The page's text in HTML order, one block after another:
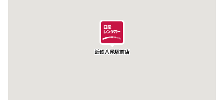
近鉄八尾駅前店